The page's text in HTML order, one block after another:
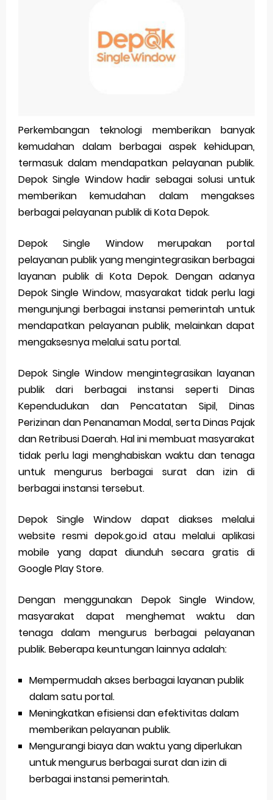
Cara Mengecek Windows Ori
Siap Video Call, tapi Download Aplikasinya Dulu, Abangku
Friday, 7 August
Perkembangan teknologi memberikan banyak
kemudahan dalam berbagai aspek kehidupan,
termasuk dalam mendapatkan pelayanan publik.
Depok Single Window hadir sebagai solusi untuk
memberikan kemudahan dalam mengakses
berbagai pelayanan publik di Kota Depok.
Depok Single Window merupakan portal
pelayanan publik yang mengintegrasikan berbagai
layanan publik di Kota Depok. Dengan adanya
Depok Single Window, masyarakat tidak perlu lagi
mengunjungi berbagai instansi pemerintah untuk
mendapatkan pelayanan publik, melainkan dapat
mengaksesnya melalui satu portal.
Depok Single Window mengintegrasikan layanan
publik dari berbagai instansi seperti Dinas
Kependudukan dan Pencatatan Sipil, Dinas
Perizinan dan Penanaman Modal, serta Dinas Pajak
dan Retribusi Daerah. Hal ini membuat masyarakat
tidak perlu lagi menghabiskan waktu dan tenaga
untuk mengurus berbagai surat dan izin di
berbagai instansi tersebut.
Depok Single Window dapat diakses melalui
website resmi depok.go.id atau melalui aplikasi
mobile yang dapat diunduh secara gratis di
Google Play Store.
Dengan menggunakan Depok Single Window,
masyarakat dapat menghemat waktu dan
tenaga dalam mengurus berbagai pelayanan
publik. Beberapa keuntungan lainnya adalah:
Mempermudah akses berbagai layanan publik
dalam satu portal.
Meningkatkan efisiensi dan efektivitas dalam
memberikan pelayanan publik.
Mengurangi biaya dan waktu yang diperlukan
untuk mengurus berbagai surat dan izin di
berbagai instansi pemerintah.